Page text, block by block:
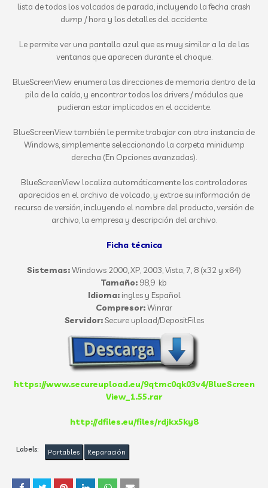
lista de todos los volcados de parada, incluyendo la fecha crash
dump / hora y los detalles del accidente.
Le permite ver una pantalla azul que es muy similar a la de las
ventanas que aparecen durante el choque.
BlueScreenView enumera las direcciones de memoria dentro de la
pila de la caída, y encontrar todos los drivers / módulos que
pudieran estar implicados en el accidente.
BlueScreenView también le permite trabajar con otra instancia de
Windows, simplemente seleccionando la carpeta minidump
derecha (En Opciones avanzadas).
BlueScreenView localiza automáticamente los controladores
aparecidos en el archivo de volcado, y extrae su información de
recurso de versión, incluyendo el nombre del producto, versión de
archivo, la empresa y descripción del archivo.
Ficha técnica
Sistemas:Windows 2000, XP, 2003, Vista, 7, 8 (x32 y x64)
Tamaño: 98,9 kb
Idioma:ingles y Español
Compresor:Winrar
Servidor:Secure upload/DepositFiles
https://www.secureupload.eu/9qtmc0qk03v4/BlueScreen
View_1.55.rar
http://dfiles.eu/files/rdjkx5ky8
Labels: Portables Reparación